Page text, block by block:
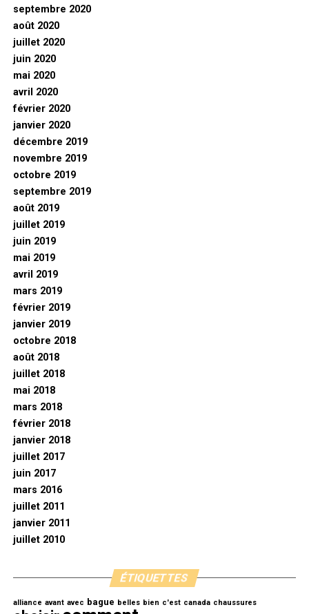
septembre 2020
août 2020
juillet 2020
juin 2020
mai 2020
avril 2020
février 2020
janvier 2020
décembre 2019
novembre 2019
octobre 2019
septembre 2019
août 2019
juillet 2019
juin 2019
mai 2019
avril 2019
mars 2019
février 2019
janvier 2019
octobre 2018
août 2018
juillet 2018
mai 2018
mars 2018
février 2018
janvier 2018
juillet 2017
juin 2017
mars 2016
juillet 2011
janvier 2011
juillet 2010
ÉTIQUETTES
alliance avant avec bague belles bien c'est canada chaussures